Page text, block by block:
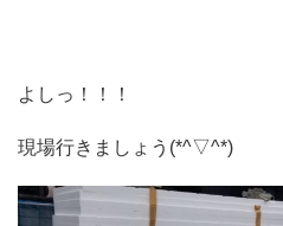
よしっ！！！
現場行きましょう(*^▽^*)